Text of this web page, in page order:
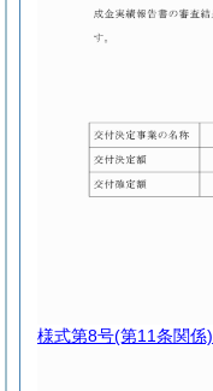
様式第8号(第11条関係)